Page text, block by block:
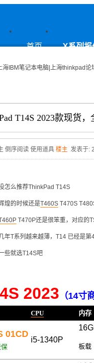
首页 X系列报
IBM笔记本电脑|上海thinkpad论
T14S 2023款现货
倒序阅读 使用道具 楼主 发表于:
怎么推荐ThinkPad T14S
煌的时候还是T460S T470S
T470P还是很笨重，对应的
年T系列越来越薄，T14 已经是
些就选T14S吧
2023 （14寸
CPU 内存
01CD
i5-1340P
板载